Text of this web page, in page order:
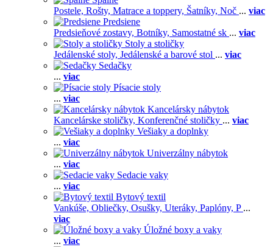
Postele, Rošty, Matrace a toppery, Šatníky, Noč ... viac
Predsiene
Predsieňové zostavy, Botníky, Samostatné sk ... viac
Stoly a stoličky
Jedálenské stoly, Jedálenské a barové stol ... viac
Sedačky
... viac
Písacie stoly
... viac
Kancelársky nábytok
Kancelárske stoličky, Konferenčné stoličky ... viac
Vešiaky a doplnky
... viac
Univerzálny nábytok
... viac
Sedacie vaky
... viac
Bytový textil
Vankúše, Obliečky, Osušky, Uteráky, Paplóny, P ...
viac
Úložné boxy a vaky
... viac